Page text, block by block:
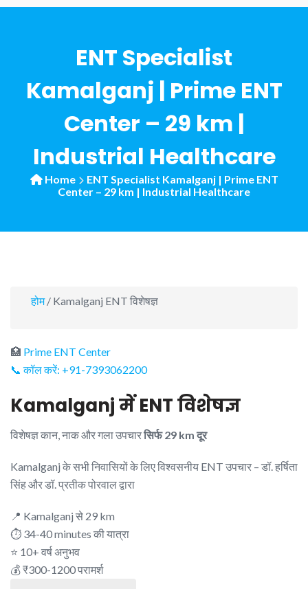
ENT Specialist
Kamalganj | Prime ENT
Center – 29 km |
Industrial Healthcare
Home
ENT Specialist Kamalganj | Prime ENT
Center – 29 km | Industrial Healthcare
होम/ Kamalganj ENT विशेषज्ञ
🏥 Prime ENT Center
📞 कॉल करें: +91-7393062200
Kamalganj में ENT विशेषज्ञ
विशेषज्ञ कान, नाक और गला उपचारसिर्फ 29 km दूर
Kamalganj के सभी निवासियों के लिए विश्वसनीय ENT उपचार – डॉ. हर्षिता
सिंह और डॉ. प्रतीक पोरवाल द्वारा
📍 Kamalganj से 29 km
⏱️ 34-40 minutes की यात्रा
⭐ 10+ वर्ष अनुभव
💰 ₹300-1200 परामर्श